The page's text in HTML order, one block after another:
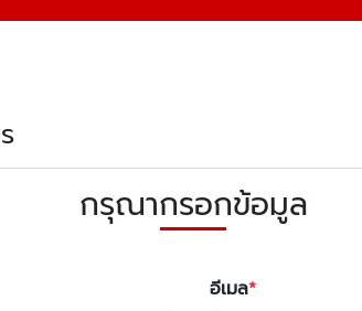
กรุณากรอกข้อมูล
อีเมล